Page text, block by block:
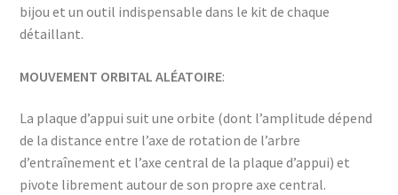
bijou et un outil indispensable dans le kit de chaque
détaillant.
MOUVEMENT ORBITAL ALÉATOIRE:
La plaque d’appui suit une orbite (dont l’amplitude dépend
de la distance entre l’axe de rotation de l’arbre
d’entraînement et l’axe central de la plaque d’appui) et
pivote librement autour de son propre axe central.